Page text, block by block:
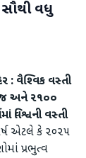
વધુ
: વૈશ્‍વિક વસ્‍તી
અને ૨૧૦૦
વિશ્વની વસ્‍તી
એટલે કે ૨૦૨૫
પ્રભુત્‍વ